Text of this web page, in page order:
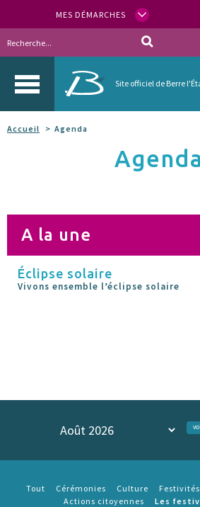
MES DÉMARCHES
Site officiel de Berre
Accueil Agenda
Agenda
A la une
Éclipse solaire
Vivons ensemble l’éclipse solaire
Tout Cérémonies Culture Festivités
Actions citoyennes
Les